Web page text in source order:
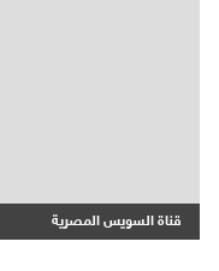
قناة السويس المصرية